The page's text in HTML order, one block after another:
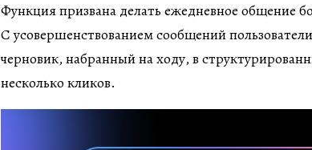
Функция призвана делать ежедневное общение
С усовершенствованием сообщений
черновик, набранный на ходу, в
несколько кликов.